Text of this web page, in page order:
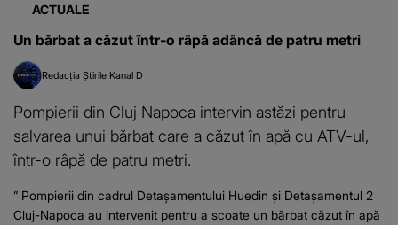
ACTUALE
Un bărbat a căzut într-o râpă adâncă de patru metri
Redacția Știrile Kanal D
Pompierii din Cluj Napoca intervin astăzi pentru
salvarea unui bărbat care a căzut în apă cu ATV-ul,
într-o râpă de patru metri.
” Pompierii din cadrul Detaşamentului Huedin şi Detaşamentul 2
Cluj-Napoca au intervenit pentru a scoate un bărbat căzut în apă